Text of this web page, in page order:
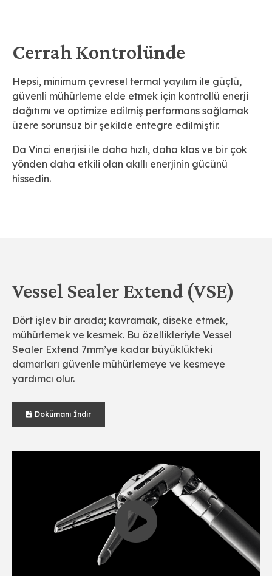
Cerrah Kontrolünde​
Hepsi, minimum çevresel termal yayılım ile güçlü,
güvenli mühürleme elde etmek için kontrollü enerji
dağıtımı ve optimize edilmiş performans sağlamak
üzere sorunsuz bir şekilde entegre edilmiştir.
Da Vinci enerjisi ile daha hızlı, daha klas ve bir çok
yönden daha etkili olan akıllı enerjinin gücünü
hissedin.
Vessel Sealer Extend (VSE)​
Dört işlev bir arada; kavramak, diseke etmek,
mühürlemek ve kesmek. Bu özellikleriyle Vessel
Sealer Extend 7mm’ye kadar büyüklükteki
damarları güvenle mühürlemeye ve kesmeye
yardımcı olur.
Dokümanı İndir